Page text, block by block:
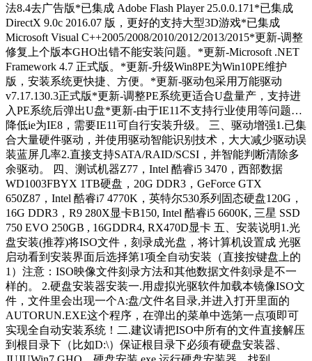
法8.4去广告版*已集成 Adobe Flash Player 25.0.0.171*已集成
DirectX 9.0c 2016.07 版，更好的支持大型3D游戏*已集成
Microsoft Visual C++2005/2008/2010/2012/2013/2015*更新-调整
修复上个版本GHO出错不能安装问题。*更新-Microsoft .NET
Framework 4.7 正式版。*更新-升级Win8PE为Win10PE维护
版，安装系统更快捷、方便。*更新-驱动包采用万能驱动
v7.17.130.3正式版*更新-调整PE系统更适合U盘量产，支持进
入PE系统后弹出U盘*更新-由于IE11不支持行业使用等问题…
降低ie为IE8，需要IE11可自行安装升级。 三、驱动增强1.已集
合大量硬件驱动，并使用驱动智能识别技术，大大减少驱动误
装蓝屏几率2.直接支持SATA/RAID/SCSI，并智能判断清除多
余驱动。 四、测试机器Z77，Intel 酷睿i5 3470，西部数据
WD1003FBYX 1TB硬盘，20G DDR3，GeForce GTX
650Z87，Intel 酷睿i7 4770K，英特尔530系列固态硬盘120G，
16G DDR3，R9 280X显卡B150, Intel 酷睿i5 6600K, 三星 SSD
750 EVO 250GB , 16GDDR4, RX470D显卡 五、安装说明1.光
盘安装(推荐)将ISO文件，刻录成光盘，将计算机设置成 光驱
启动看到安装界面后选择第1项全自动安装（直接按键盘上的
1）注意：ISO映像文件刻录方法和其他数据文件刻录是不一
样的。 2.硬盘安装器安装一.用虚拟光驱软件加载本镜像ISO文
件，文件里会出现一个A:盘/文件名目录,并进入打开里面的
AUTORUN.EXE这个程序，在弹出的菜单中选第一点项即可
实现全自动安装系统！二.建议请把ISO中所有的文件直接解压
到根目录下（比如D:\）保证根目录下必须有硬盘安装器、